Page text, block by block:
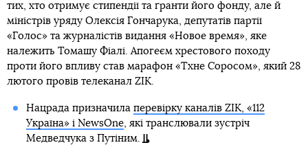
тих, хто отримує стипендії та ґранти його фонду, але й
міністрів уряду Олексія Гончарука, депутатів партії
«Голос» та журналістів видання «Новое время», яке
належить Томашу Фіалі. Апогеєм хрестового походу
проти його впливу став марафон «Тхне Соросом», який 28
лютого провів телеканал ZIK.
Нацрада призначила перевірку каналів ZIK, «112
Україна» і NewsOne, які транслювали зустріч
Медведчука з Путіним.